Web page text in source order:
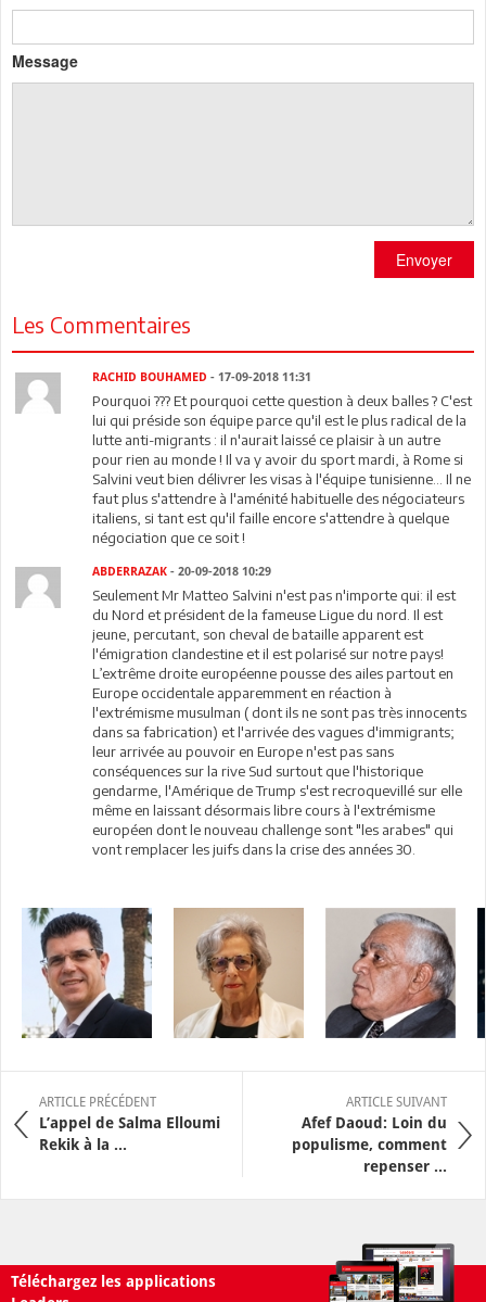
Message
Envoyer
Les Commentaires
RACHID BOUHAMED - 17-09-2018 11:31
Pourquoi ??? Et pourquoi cette question à deux balles ? C'est
lui qui préside son équipe parce qu'il est le plus radical de la
lutte anti-migrants : il n'aurait laissé ce plaisir à un autre
pour rien au monde ! Il va y avoir du sport mardi, à Rome si
Salvini veut bien délivrer les visas à l'équipe tunisienne... Il ne
faut plus s'attendre à l'aménité habituelle des négociateurs
italiens, si tant est qu'il faille encore s'attendre à quelque
négociation que ce soit !
ABDERRAZAK - 20-09-2018 10:29
Seulement Mr Matteo Salvini n'est pas n'importe qui: il est
du Nord et président de la fameuse Ligue du nord. Il est
jeune, percutant, son cheval de bataille apparent est
l'émigration clandestine et il est polarisé sur notre pays!
L’extrême droite européenne pousse des ailes partout en
Europe occidentale apparemment en réaction à
l'extrémisme musulman ( dont ils ne sont pas très innocents
dans sa fabrication) et l'arrivée des vagues d'immigrants;
leur arrivée au pouvoir en Europe n'est pas sans
conséquences sur la rive Sud surtout que l'historique
gendarme, l'Amérique de Trump s'est recroquevillé sur elle
même en laissant désormais libre cours à l'extrémisme
européen dont le nouveau challenge sont "les arabes" qui
vont remplacer les juifs dans la crise des années 30.
ARTICLE PRÉCÉDENT
L’appel de Salma Elloumi
Rekik à la ...
ARTICLE SUIVANT
Afef Daoud: Loin du
populisme, comment
repenser ...
Téléchargez les applications